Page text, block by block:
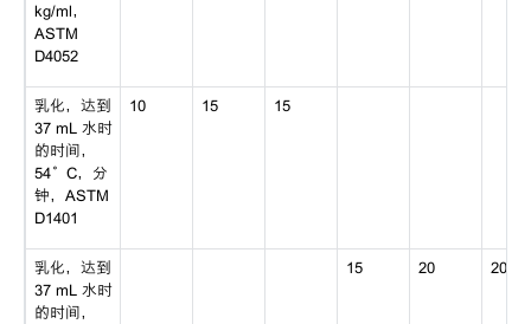
kg/ml，
ASTM
D4052
乳化，达到
37 mL 水时
的时间，
54°C，分
钟，ASTM
D1401
10 15 15
乳化，达到
37 mL 水时
的时间，
15 20 20